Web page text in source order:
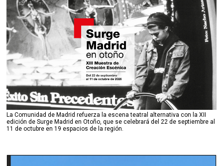
La Comunidad de Madrid refuerza la escena teatral alternativa con la XII
edición de Surge Madrid en Otoño, que se celebrará del 22 de septiembre al
11 de octubre en 19 espacios de la región.